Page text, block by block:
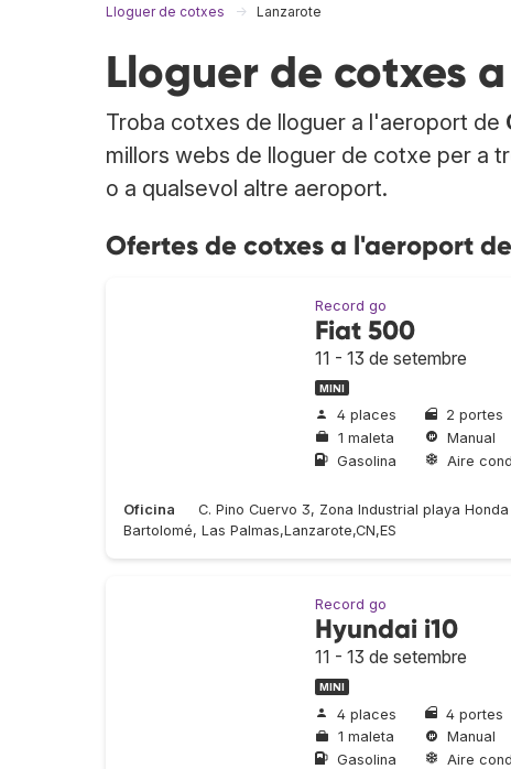
Lloguer de cotxes Lanzarote
Lloguer de cotxes
Troba cotxes de lloguer a l'aeroport de
millors webs de lloguer de cotxe per a
o a qualsevol altre aeroport.
Ofertes de cotxes a l'aeroport
Record go
Fiat 500
11 - 13 de setembre
MINI
4 places
2 portes
1 maleta
Manual
Gasolina
Aire
Oficina
C. Pino Cuervo 3, Zona Industrial playa
Bartolomé, Las Palmas,Lanzarote,CN,ES
Record go
Hyundai i10
11 - 13 de setembre
MINI
4 places
4 portes
1 maleta
Manual
Gasolina
Aire